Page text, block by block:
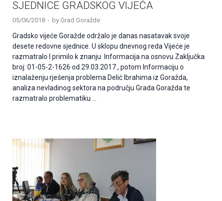
SJEDNICE GRADSKOG VIJEĆA
05/06/2018 - by Grad Goražde
Gradsko vijeće Goražde održalo je danas nasatavak svoje
desete redovne sjednice. U sklopu dnevnog reda Vijeće je
razmatralo I primilo k znanju Informacija na osnovu Zaključka
broj: 01-05-2-1626 od 29.03.2017., potom Informaciju o
iznalaženju rješenja problema Delić Ibrahima iz Goražda,
analiza nevladinog sektora na području Grada Goražda te
razmatralo problematiku …